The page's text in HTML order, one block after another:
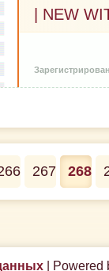
| NEW
267 268
| Powered